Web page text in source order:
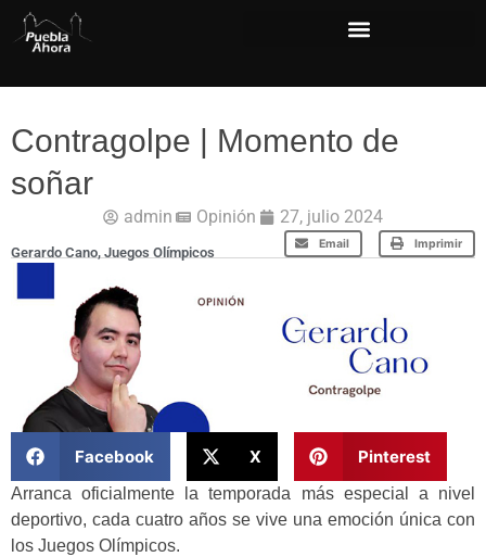
Contragolpe | Momento de
soñar
admin Opinión 27, julio 2024
Email Imprimir
Gerardo Cano, Juegos Olímpicos
Facebook X Pinterest
Arranca oficialmente la temporada más especial a nivel
deportivo, cada cuatro años se vive una emoción única con
los Juegos Olímpicos.